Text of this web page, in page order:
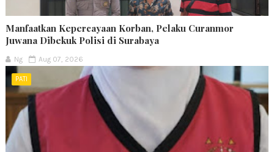
Manfaatkan Kepercayaan Korban, Pelaku Curanmor
Juwana Dibekuk Polisi di Surabaya
Ng Aug 07, 2026
PATI